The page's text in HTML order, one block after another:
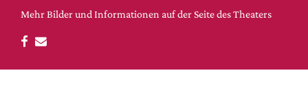
DdB-map
Kalender
Mehr Bilder und Informationen auf der Seite des Theaters